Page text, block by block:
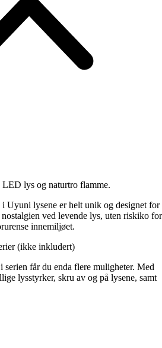
lys og naturtro flamme.
Uyuni lysene er helt unik og designet for
ved levende lys, uten riskiko for
innemiljøet.
(ikke inkludert)
får du enda flere muligheter. Med
lysstyrker, skru av og på lysene, samt